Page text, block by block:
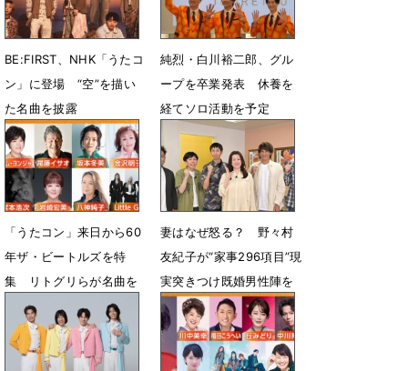
BE:FIRST、NHK「うたコ
ン」に登場 “空”を描い
た名曲を披露
7月6日 13時19分
純烈・白川裕二郎、グル
ープを卒業発表 休養を
経てソロ活動を予定
6月8日 17時47分
「うたコン」来日から60
年ザ・ビートルズを特
集 リトグリらが名曲を
メドレーで披露
6月8日 12時38分
妻はなぜ怒る？ 野々村
友紀子が“家事296項目”現
実突きつけ既婚男性陣を
論破
6月5日 12時56分